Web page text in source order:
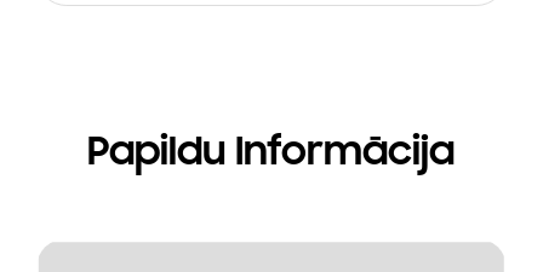
Papildu Informācija